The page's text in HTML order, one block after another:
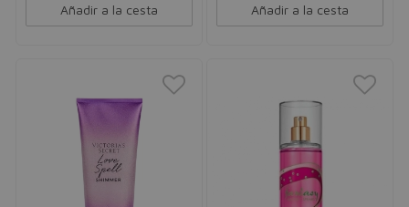
Añadir a la cesta Añadir a la cesta